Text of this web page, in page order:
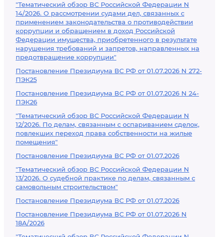
"Тематический обзор ВС Российской Федерации N
14/2026. О рассмотрении судами дел, связанных с
применением законодательства о противодействии
коррупции и обращением в доход Российской
Федерации имущества, приобретенного в результате
нарушения требований и запретов, направленных на
предотвращение коррупции"
Постановление Президиума ВС РФ от 01.07.2026 N 272-
ПЭК25
Постановление Президиума ВС РФ от 01.07.2026 N 24-
ПЭК26
"Тематический обзор ВС Российской Федерации N
12/2026. По делам, связанным с оспариванием сделок,
повлекших переход права собственности на жилые
помещения"
Постановление Президиума ВС РФ от 01.07.2026
"Тематический обзор ВС Российской Федерации N
13/2026. О судебной практике по делам, связанным с
самовольным строительством"
Постановление Президиума ВС РФ от 01.07.2026
Постановление Президиума ВС РФ от 01.07.2026 N
18А/2026